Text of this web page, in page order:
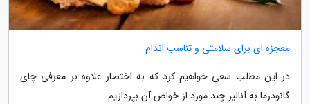
معجزه ای برای سلامتی و تناسب اندام
در این مطلب سعی خواهیم کرد که به اختصار علاوه بر معرفی چای
گانودرما به آنالیز چند مورد از خواص آن بپردازیم.